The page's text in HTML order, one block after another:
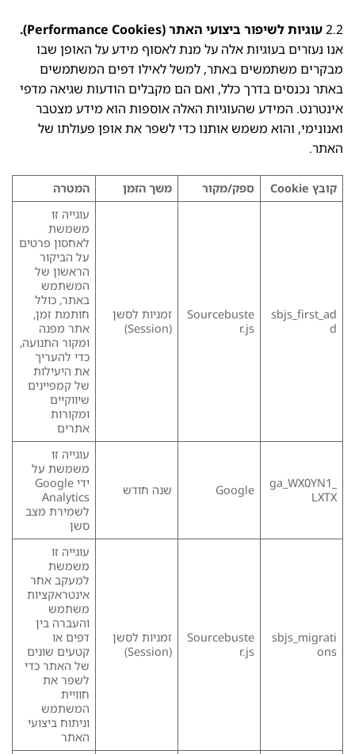
2.2עוגיות לשיפור ביצועי האתר (Performance Cookies).
אנו נעזרים בעוגיות אלה על מנת לאסוף מידע על האופן שבו
מבקרים משתמשים באתר, למשל לאילו דפים המשתמשים
באתר נכנסים בדרך כלל, ואם הם מקבלים הודעות שגיאה מדפי
אינטרנט. המידע שהעוגיות האלה אוספות הוא מידע מצטבר
ואנונימי, והוא משמש אותנו כדי לשפר את אופן פעולתו של
האתר.
קובץ Cookie ספק/מקור משך הזמן המטרה
sbjs_first_ad
d
Sourcebuste
r.js
זמניות לסשן
(Session)
עוגייה זו
משמשת
לאחסון פרטים
על הביקור
הראשון של
המשתמש
באתר, כולל
חותמת זמן,
אתר מפנה
ומקור התנועה,
כדי להעריך
את היעילות
של קמפיינים
שיווקיים
ומקורות
אתרים
_ga_WX0YN1
LXTX
Google שנה חודש
עוגייה זו
משמשת על
ידי Google
Analytics
לשמירת מצב
סשן
sbjs_migrati
ons
Sourcebuste
r.js
זמניות לסשן
(Session)
עוגייה זו
משמשת
למעקב אחר
אינטראקציות
משתמש
והעברה בין
דפים או
קטעים שונים
של האתר כדי
לשפר את
חוויית
המשתמש
וניתוח ביצועי
האתר